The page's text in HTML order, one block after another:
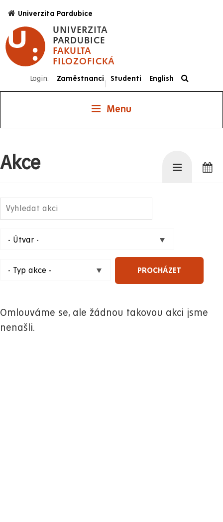
hlavnímu
obsahu
UNIVERZITA
PARDUBICE
FAKULTA
FILOZOFICKÁ
Univerzita Pardubice
Login: Zaměstnanci
|
Studenti English
Menu
Akce
Omlouváme se, ale žádnou takovou akci jsme
nenašli.